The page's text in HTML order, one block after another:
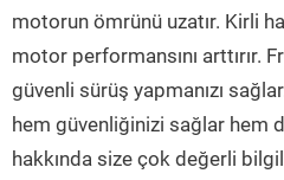
motorun ömrünü uzatır. Kirli
motor performansını arttırır.
güvenli sürüş yapmanızı
hem güvenliğinizi sağlar hem
hakkında size çok değerli